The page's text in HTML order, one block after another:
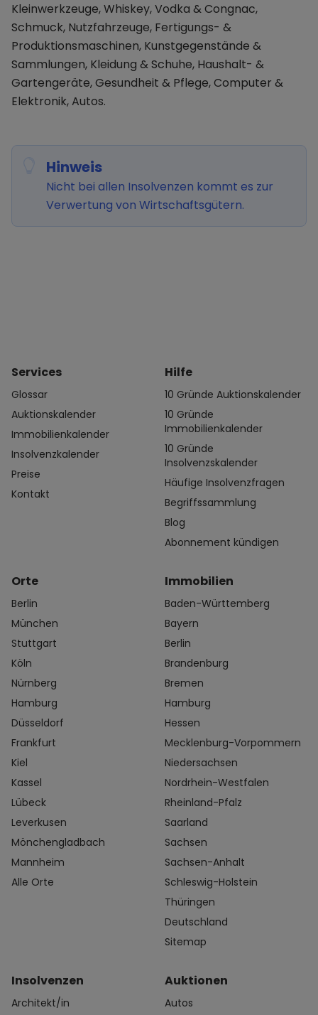
Kleinwerkzeuge, Whiskey, Vodka & Congnac,
Schmuck, Nutzfahrzeuge, Fertigungs- &
Produktionsmaschinen, Kunstgegenstände &
Sammlungen, Kleidung & Schuhe, Haushalt- &
Gartengeräte, Gesundheit & Pflege, Computer &
Elektronik, Autos.
Hinweis
Nicht bei allen Insolvenzen kommt es zur
Verwertung von Wirtschaftsgütern.
Services
Glossar
Auktionskalender
Immobilienkalender
Insolvenzkalender
Preise
Kontakt
Hilfe
10 Gründe Auktionskalender
10 Gründe
Immobilienkalender
10 Gründe
Insolvenzskalender
Häufige Insolvenzfragen
Begriffssammlung
Blog
Abonnement kündigen
Orte
Berlin
München
Stuttgart
Köln
Nürnberg
Hamburg
Düsseldorf
Frankfurt
Kiel
Kassel
Lübeck
Leverkusen
Mönchengladbach
Mannheim
Alle Orte
Immobilien
Baden-Württemberg
Bayern
Berlin
Brandenburg
Bremen
Hamburg
Hessen
Mecklenburg-Vorpommern
Niedersachsen
Nordrhein-Westfalen
Rheinland-Pfalz
Saarland
Sachsen
Sachsen-Anhalt
Schleswig-Holstein
Thüringen
Deutschland
Sitemap
Insolvenzen
Architekt/in
Auktionen
Autos